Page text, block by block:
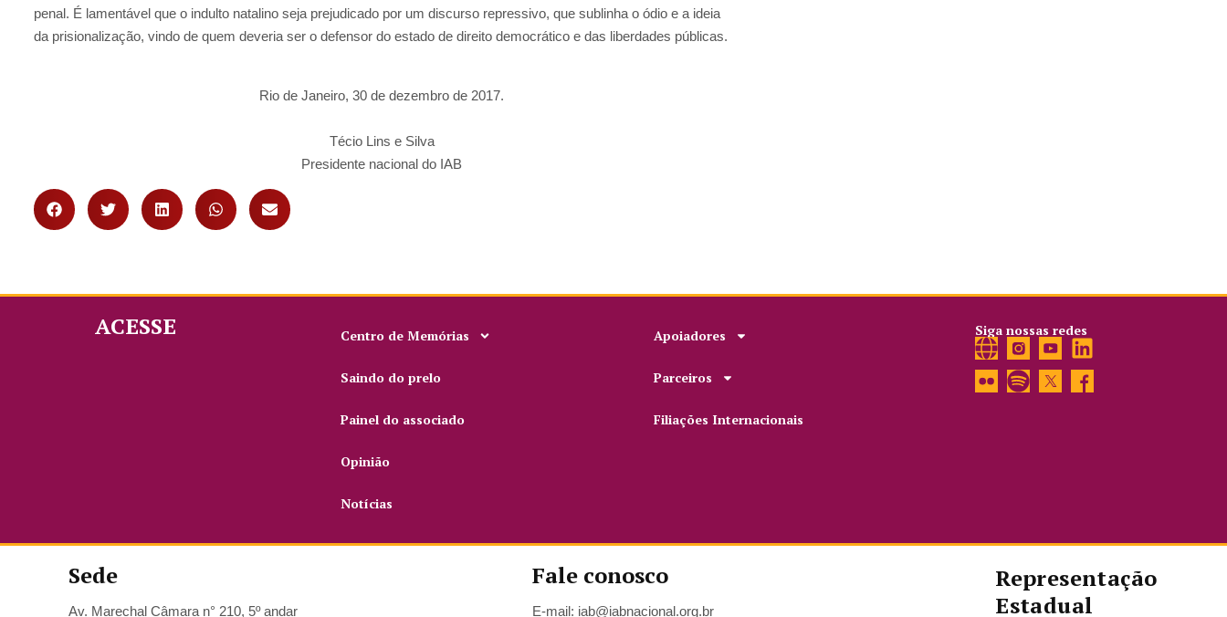
penal. É lamentável que o indulto natalino seja prejudicado por um discurso repressivo, que sublinha o ódio e a ideia
da prisionalização, vindo de quem deveria ser o defensor do estado de direito democrático e das liberdades públicas.
Rio de Janeiro, 30 de dezembro de 2017.
Técio Lins e Silva
Presidente nacional do IAB
ACESSE Centro de Memórias
Saindo do prelo
Painel do associado
Opinião
Notícias
Apoiadores
Parceiros
Filiações Internacionais
Siga nossas redes
Sede
Av. Marechal Câmara n° 210, 5º andar
Fale conosco
E-mail: iab@iabnacional.org.br
Representação
Estadual